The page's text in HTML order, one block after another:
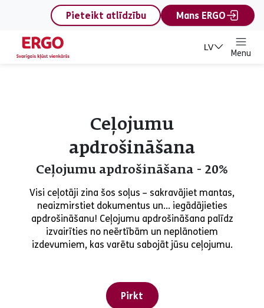
content
Pieteikt atlīdzību
Mans ERGO
LV
Menu
Ceļojumu
apdrošināšana
Ceļojumu apdrošināšana - 20%
Visi ceļotāji zina šos soļus – sakravājiet mantas,
neaizmirstiet dokumentus un... iegādājieties
apdrošināšanu! Ceļojumu apdrošināšana palīdz
izvairīties no neērtībām un neplānotiem
izdevumiem, kas varētu sabojāt jūsu ceļojumu.
Pirkt